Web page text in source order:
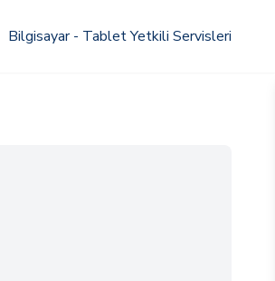
Bilgisayar - Tablet Yetkili Servisleri